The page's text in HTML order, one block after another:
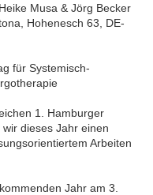
Musa & Jörg Becker
Hohenesch 63, DE-
für Systemisch-
1. Hamburger
dieses Jahr einen
Arbeiten
Jahr am 3.